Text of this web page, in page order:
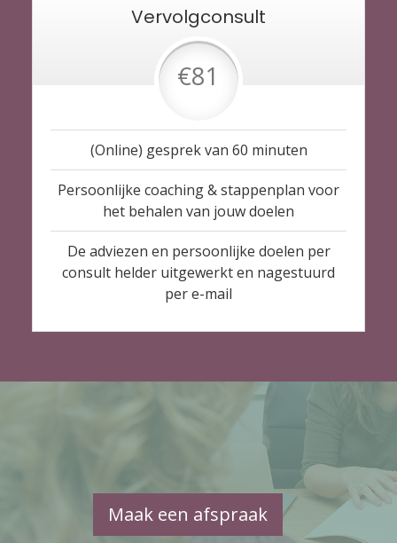
Vervolgconsult
€81
(Online) gesprek van 60 minuten
Persoonlijke coaching & stappenplan voor
het behalen van jouw doelen
De adviezen en persoonlijke doelen per
consult helder uitgewerkt en nagestuurd
per e-mail
Maak een afspraak